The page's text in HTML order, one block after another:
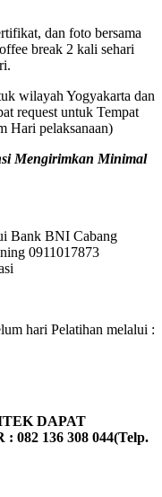
dan foto bersama
break 2 kali sehari
wilayah Yogyakarta dan
request untuk Tempat
Hari pelaksanaan)
Mengirimkan Minimal
Bank BNI Cabang
0911017873
hari Pelatihan melalui :
DAPAT
136 308 044(Telp.